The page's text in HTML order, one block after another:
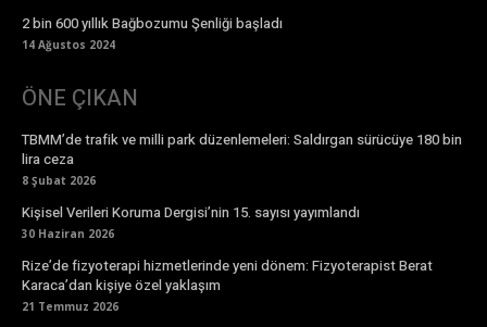
2 bin 600 yıllık Bağbozumu Şenliği başladı
14 Ağustos 2024
ÖNE ÇIKAN
TBMM’de trafik ve milli park düzenlemeleri: Saldırgan sürücüye 180 bin
lira ceza
8 Şubat 2026
Kişisel Verileri Koruma Dergisi’nin 15. sayısı yayımlandı
30 Haziran 2026
Rize’de fizyoterapi hizmetlerinde yeni dönem: Fizyoterapist Berat
Karaca’dan kişiye özel yaklaşım
21 Temmuz 2026